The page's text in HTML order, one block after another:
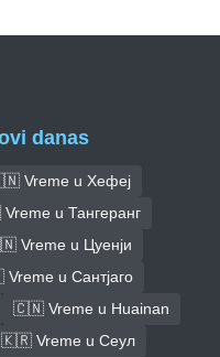
danas
Vreme u Хефеј
u Тангеранг
Vreme u Цуенји
u Сантјаго
🇨🇳 Vreme u Huainan
🇰🇷 Vreme u Сеул